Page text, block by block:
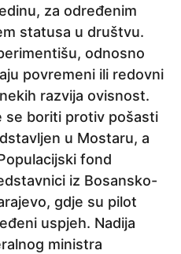
za određenim
statusa u društvu.
odnosno
povremeni ili redovni
razvija ovisnost.
se boriti protiv pošasti
u Mostaru, a
fond
iz Bosansko-
gdje su pilot
uspjeh. Nadija
ministra